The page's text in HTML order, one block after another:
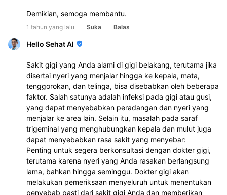
Demikian, semoga membantu.
1 tahun yang lalu Suka Balas
Hello Sehat AI
Sakit gigi yang Anda alami di gigi belakang, terutama jika
disertai nyeri yang menjalar hingga ke kepala, mata,
tenggorokan, dan telinga, bisa disebabkan oleh beberapa
faktor. Salah satunya adalah infeksi pada gigi atau gusi,
yang dapat menyebabkan peradangan dan nyeri yang
menjalar ke area lain. Selain itu, masalah pada saraf
trigeminal yang menghubungkan kepala dan mulut juga
dapat menyebabkan rasa sakit yang menyebar:
Penting untuk segera berkonsultasi dengan dokter gigi,
terutama karena nyeri yang Anda rasakan berlangsung
lama, bahkan hingga seminggu. Dokter gigi akan
melakukan pemeriksaan menyeluruh untuk menentukan
penyebab pasti dari sakit gigi Anda dan memberikan